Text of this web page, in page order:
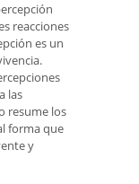
reacciones
es un
las
resume los
forma que
y